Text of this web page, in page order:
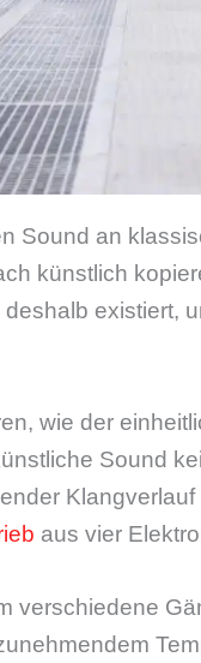
Sound an
künstlich
existiert,
wie der
Sound
aus vier
verschiedene